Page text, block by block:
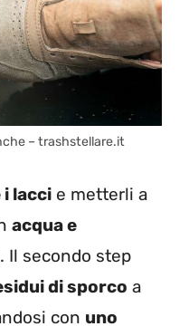
– trashstellare.it
lacci e metterli a
acqua e
. Il secondo step
di sporco a
con uno